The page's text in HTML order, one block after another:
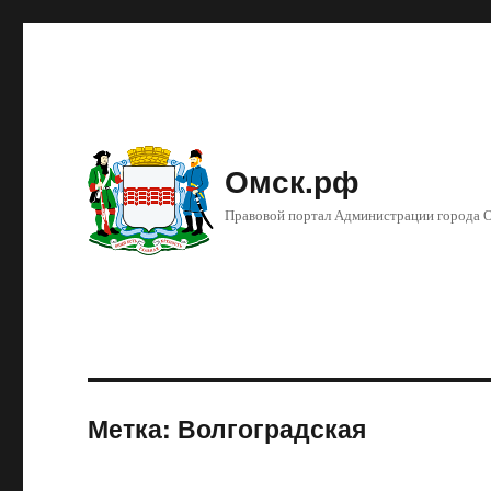
Омск.рф
Правовой портал Администрации города
Метка: Волгоградская